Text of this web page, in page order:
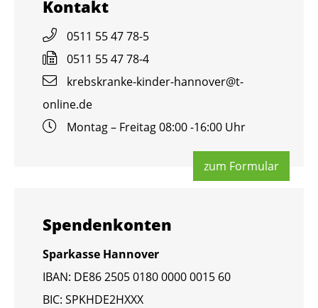
Kon­takt
0511 55 47 78-5
0511 55 47 78-4
krebs­kran­ke-kin­der-han­no­ver@​t-​
online.​de
Mon­tag – Frei­tag 08:00 -16:00 Uhr
zum For­mu­lar
Spen­den­kon­ten
Spar­kas­se Han­no­ver
IBAN: DE86 2505 0180 0000 0015 60
BIC: SPKHDE2HXXX